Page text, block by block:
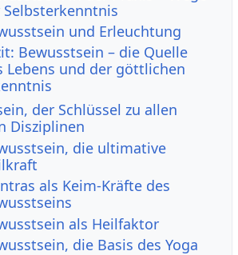
Selbsterkenntnis
und Erleuchtung
Bewusstsein – die Quelle
Lebens und der göttlichen
der Schlüssel zu allen
Disziplinen
die ultimative
als Keim-Kräfte des
als Heilfaktor
die Basis des Yoga